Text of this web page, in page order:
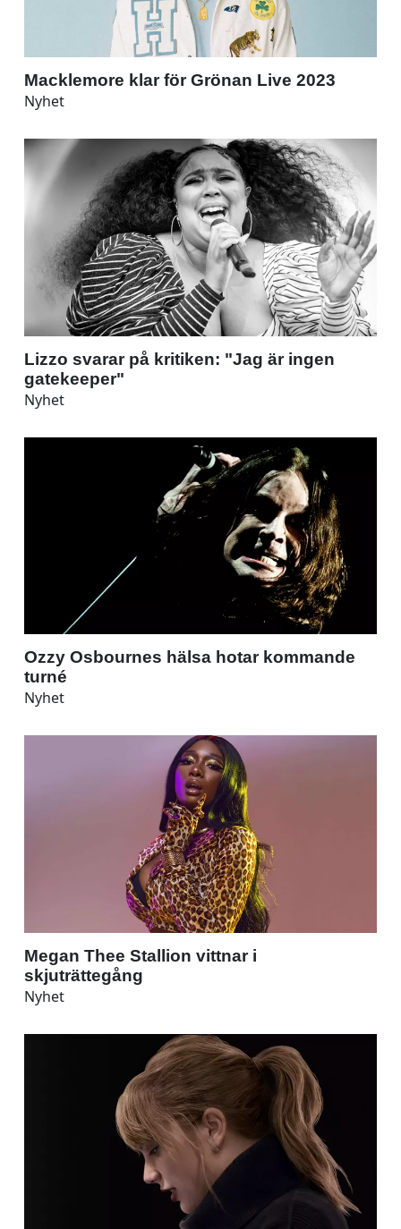
Macklemore klar för Grönan Live 2023
Nyhet
Lizzo svarar på kritiken: "Jag är ingen
gatekeeper"
Nyhet
Ozzy Osbournes hälsa hotar kommande
turné
Nyhet
Megan Thee Stallion vittnar i
skjuträttegång
Nyhet